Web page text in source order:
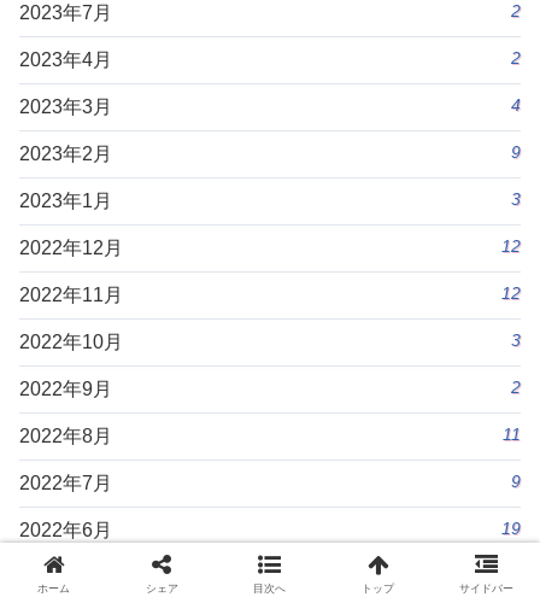
2023年7月 2
2023年4月 2
2023年3月 4
2023年2月 9
2023年1月 3
2022年12月 12
2022年11月 12
2022年10月 3
2022年9月 2
2022年8月 11
2022年7月 9
2022年6月 19
2022年5月
ホーム シェア 目次へ トップ サイドバー